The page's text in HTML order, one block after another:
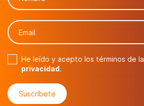
He leído y acepto los términos de la
privacidad.